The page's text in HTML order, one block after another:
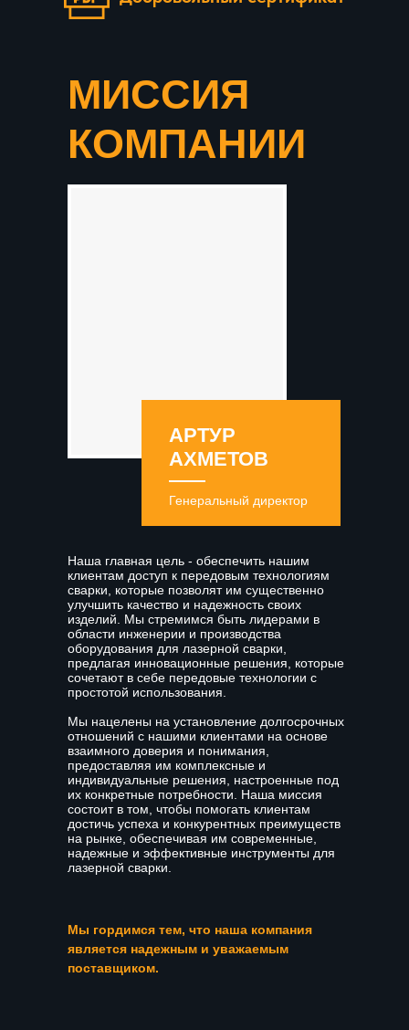
МИССИЯ
КОМПАНИИ
Наша главная цель - обеспечить нашим
клиентам доступ к передовым технологиям
сварки, которые позволят им существенно
улучшить качество и надежность своих
изделий. Мы стремимся быть лидерами в
области инженерии и производства
оборудования для лазерной сварки,
предлагая инновационные решения, которые
сочетают в себе передовые технологии с
простотой использования.
Мы нацелены на установление долгосрочных
отношений с нашими клиентами на основе
взаимного доверия и понимания,
предоставляя им комплексные и
индивидуальные решения, настроенные под
их конкретные потребности. Наша миссия
состоит в том, чтобы помогать клиентам
достичь успеха и конкурентных преимуществ
на рынке, обеспечивая им современные,
надежные и эффективные инструменты для
лазерной сварки.
Генеральный директор
АРТУР
АХМЕТОВ
Мы гордимся тем, что наша компания
является надежным и уважаемым
поставщиком.